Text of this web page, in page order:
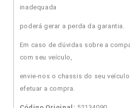
inadequada
poderá gerar a perda da garantia.
Em caso de dúvidas sobre a
com seu veículo,
envie-nos o chassis do seu
efetuar a compra.